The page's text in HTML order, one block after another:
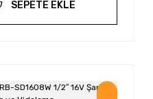
SEPETE EKLE